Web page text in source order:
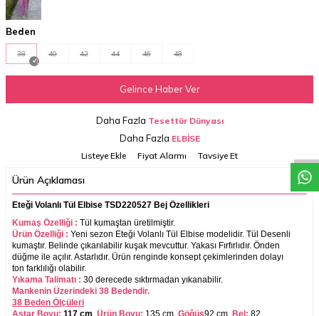
Beden
38 40 42 44 46 48
Gelince Haber Ver
Daha Fazla Tesettür Dünyası
Daha Fazla ELBİSE
Listeye Ekle
Fiyat Alarmı Tavsiye Et
Ürün Açıklaması
Eteği Volanlı Tül Elbise TSD220527 Bej Özellikleri
Kumaş Özelliği : Tül kumaştan üretilmiştir.
Ürün Özelliği : Yeni sezon Eteği Volanlı Tül Elbise modelidir. Tül Desenli
kumaştır. Belinde çıkarılabilir kuşak mevcuttur. Yakası Fırfırlıdır. Önden
düğme ile açılır. Astarlıdır. Ürün renginde konsept çekimlerinden dolayı
ton farklılığı olabilir.
Yıkama Talimatı : 30 derecede sıktırmadan yıkanabilir.
Mankenin Üzerindeki 38 Bedendir.
38 Beden Ölçüleri